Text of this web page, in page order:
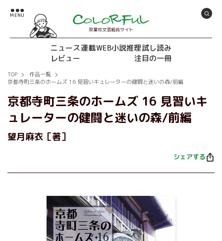
双葉社文芸総合サイト
ニュース連載WEB小説推理試し読み
レビュー
注目の一冊
TOP
作品一覧
京都寺町三条のホームズ 16 見習いキュレーターの健闘と迷いの森/前編
京都寺町三条のホームズ 16 見習いキ
ュレーターの健闘と迷いの森/前編
望月麻衣［著］
シェアする